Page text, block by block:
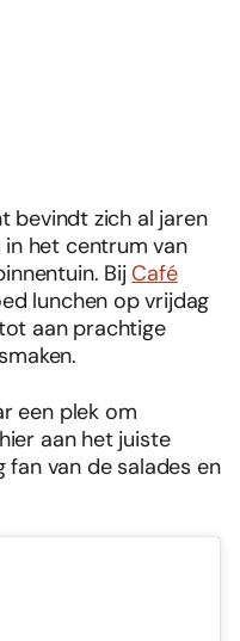
bevindt zich al jaren
het centrum van
BijCafé
lunchen op vrijdag
aan prachtige
een plek om
aan het juiste
fan van de salades en